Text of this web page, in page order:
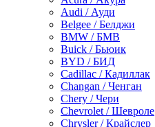
Audi / Ауди
Belgee / Белджи
BMW / БМВ
Buick / Бьюик
BYD / БИД
Cadillac / Кадиллак
Changan / Ченган
Chery / Чери
Chevrolet / Шевроле
Chrysler / Крайслер